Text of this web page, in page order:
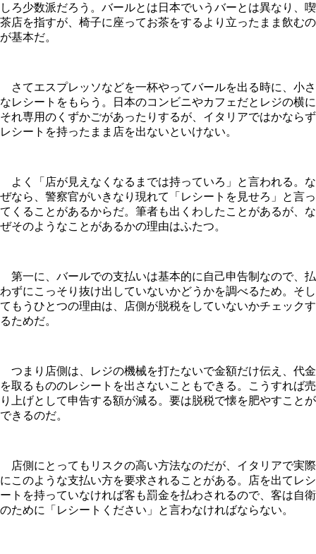
しろ少数派だろう。バールとは日本でいうバーとは異なり、喫
茶店を指すが、椅子に座ってお茶をするより立ったまま飲むの
が基本だ。
さてエスプレッソなどを一杯やってバールを出る時に、小さ
なレシートをもらう。日本のコンビニやカフェだとレジの横に
それ専用のくずかごがあったりするが、イタリアではかならず
レシートを持ったまま店を出ないといけない。
よく「店が見えなくなるまでは持っていろ」と言われる。な
ぜなら、警察官がいきなり現れて「レシートを見せろ」と言っ
てくることがあるからだ。筆者も出くわしたことがあるが、な
ぜそのようなことがあるかの理由はふたつ。
第一に、バールでの支払いは基本的に自己申告制なので、払
わずにこっそり抜け出していないかどうかを調べるため。そし
てもうひとつの理由は、店側が脱税をしていないかチェックす
るためだ。
つまり店側は、レジの機械を打たないで金額だけ伝え、代金
を取るもののレシートを出さないこともできる。こうすれば売
り上げとして申告する額が減る。要は脱税で懐を肥やすことが
できるのだ。
店側にとってもリスクの高い方法なのだが、イタリアで実際
にこのような支払い方を要求されることがある。店を出てレシ
ートを持っていなければ客も罰金を払わされるので、客は自衛
のために「レシートください」と言わなければならない。